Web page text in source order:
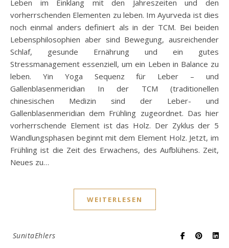
Leben im Einklang mit den Jahreszeiten und den
vorherrschenden Elementen zu leben. Im Ayurveda ist dies
noch einmal anders definiert als in der TCM. Bei beiden
Lebensphilosophien aber sind Bewegung, ausreichender
Schlaf, gesunde Ernährung und ein gutes
Stressmanagement essenziell, um ein Leben in Balance zu
leben. Yin Yoga Sequenz für Leber – und
Gallenblasenmeridian In der TCM (traditionellen
chinesischen Medizin sind der Leber- und
Gallenblasenmeridian dem Frühling zugeordnet. Das hier
vorherrschende Element ist das Holz. Der Zyklus der 5
Wandlungsphasen beginnt mit dem Element Holz. Jetzt, im
Frühling ist die Zeit des Erwachens, des Aufblühens. Zeit,
Neues zu…
WEITERLESEN
SunitaEhlers